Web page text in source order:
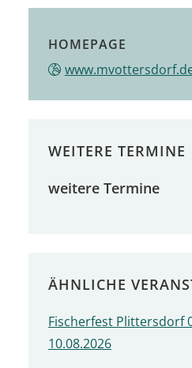
HOMEPAGE
WEITERE TERMINE
weitere Termine
ÄHNLICHE
Fischerfest Plittersdorf
10.08.2026